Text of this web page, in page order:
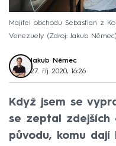
Majitel obchodu Sebastian z
Venezuely
Zdroj: Jakub Němec
Jakub Němec
27. říj 2020, 16:26
Když jsem se
se zeptal zdejších
původu, komu dají